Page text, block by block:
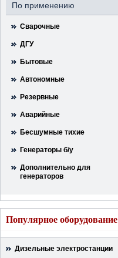
По применению
Сварочные
ДГУ
Бытовые
Автономные
Резервные
Аварийные
Бесшумные тихие
Генераторы б/у
Дополнительно для
генераторов
Популярное оборудование
Дизельные электростанции